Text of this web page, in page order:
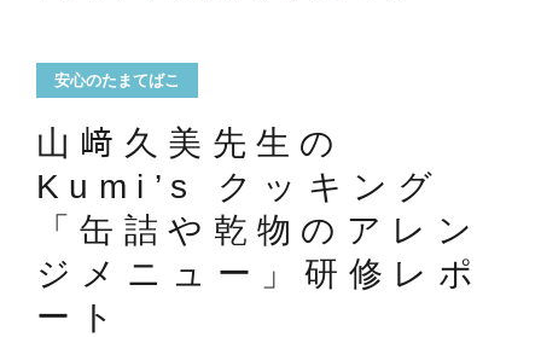
安心のたまてばこ
山﨑久美先生の
Kumi’s クッキング
「缶詰や乾物のアレン
ジメニュー」研修レポ
ート